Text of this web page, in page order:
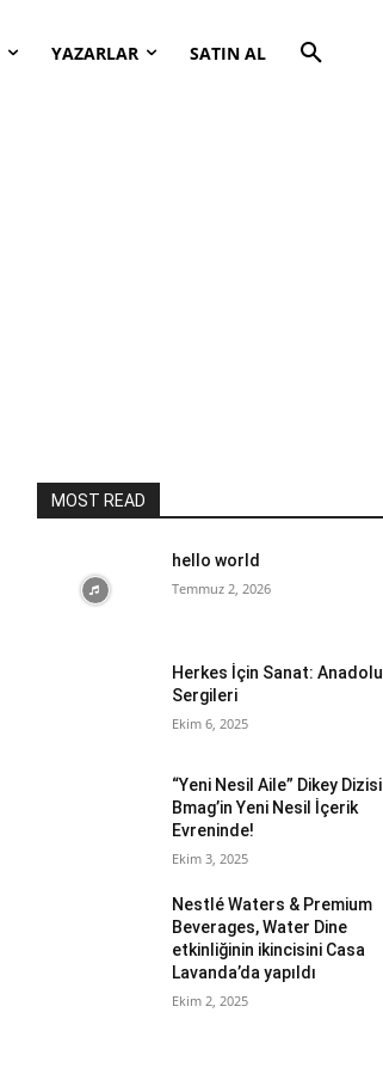
YAZARLAR SATIN AL
MOST READ
hello world
Temmuz 2, 2026
Herkes İçin Sanat: Anadolu
Sergileri
Ekim 6, 2025
“Yeni Nesil Aile” Dikey Dizisi
Bmag’in Yeni Nesil İçerik
Evreninde!
Ekim 3, 2025
Nestlé Waters & Premium
Beverages, Water Dine
etkinliğinin ikincisini Casa
Lavanda’da yapıldı
Ekim 2, 2025